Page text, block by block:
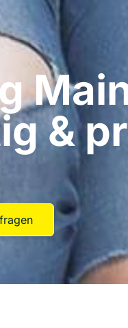
&